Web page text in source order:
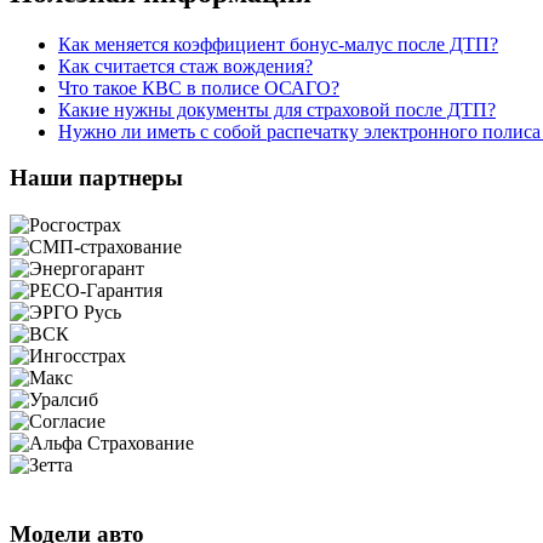
Как меняется коэффициент бонус-малус после ДТП?
Как считается стаж вождения?
Что такое КВС в полисе ОСАГО?
Какие нужны документы для страховой после ДТП?
Нужно ли иметь с собой распечатку электронного
Наши партнеры
Модели авто